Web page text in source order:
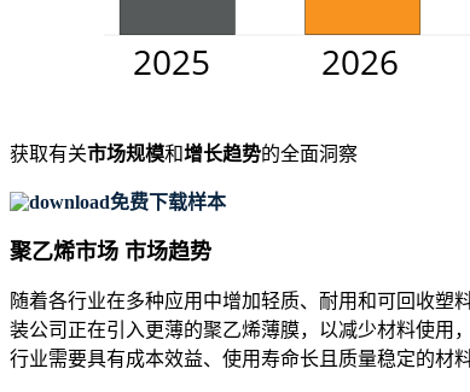
获取有关市场规模和增长趋势的全面洞察
免费下载样本
聚乙烯市场 市场趋势
随着各行业在多种应用中增加轻质、耐用和可回收塑
装公司正在引入更薄的聚乙烯薄膜，以减少材料使用
行业需要具有成本效益、使用寿命长且质量稳定的材料